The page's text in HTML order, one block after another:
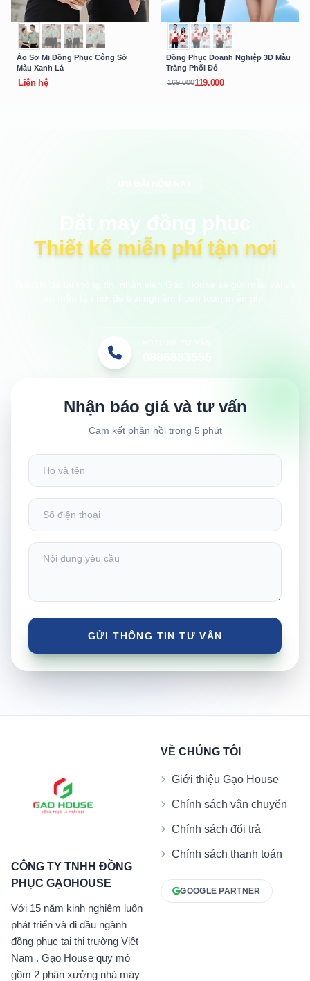
Áo Sơ Mi Đồng Phục Công Sở
Màu Xanh Lá
Liên hệ
Đồng Phục Doanh Nghiệp 3D Màu
Trắng Phối Đỏ
169.000119.000
Thiết kế miễn phí tận nơi
Nhận báo giá và tư vấn
Cam kết phản hồi trong 5 phút
CÔNG TY TNHH ĐỒNG
PHỤC GẠOHOUSE
Với 15 năm kinh nghiệm luôn
phát triển và đi đầu ngành
đồng phục tại thị trường Việt
Nam . Gạo House quy mô
gồm 2 phân xưởng nhà máy
VỀ CHÚNG TÔI
Giới thiệu Gạo House
Chính sách vận chuyển
Chính sách đổi trả
Chính sách thanh toán
GOOGLE PARTNER